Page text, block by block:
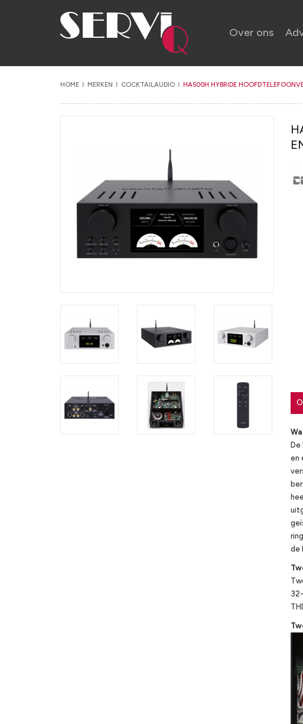
Over ons
HOME MERKEN COCKTAILAUDIO HA500H HYBRIDE
De
en
de